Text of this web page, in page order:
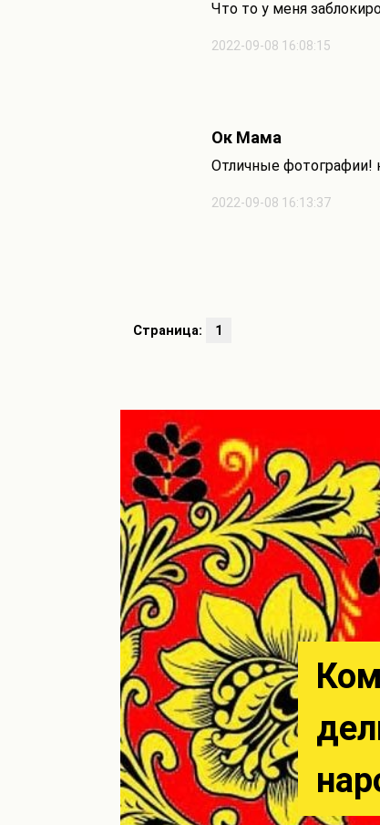
2022-09-08 16:08:15
Что то у меня
2022-09-08 16:13:37
Ок Мама
Отличные фотографии!
Страница: 1